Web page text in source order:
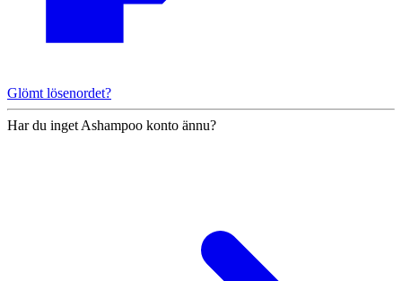
Glömt lösenordet?
Har du inget Ashampoo konto ännu?